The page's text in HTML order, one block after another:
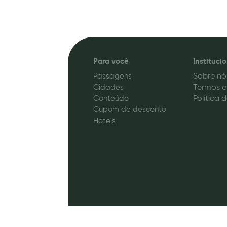
Para você
Passagens
Cidades
Conteúdo
Cupom de desconto
Hotéis
Sobre
Termos
Política